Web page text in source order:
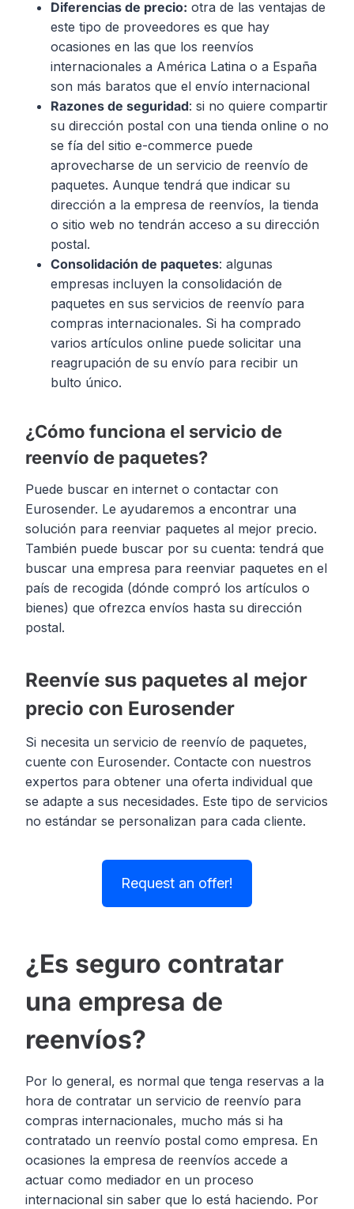
Diferencias de precio: otra de las ventajas de
este tipo de proveedores es que hay
ocasiones en las que los reenvíos
internacionales a América Latina o a España
son más baratos que el envío internacional
Razones de seguridad: si no quiere compartir
su dirección postal con una tienda online o no
se fía del sitio e-commerce puede
aprovecharse de un servicio de reenvío de
paquetes. Aunque tendrá que indicar su
dirección a la empresa de reenvíos, la tienda
o sitio web no tendrán acceso a su dirección
postal.
Consolidación de paquetes: algunas
empresas incluyen la consolidación de
paquetes en sus servicios de reenvío para
compras internacionales. Si ha comprado
varios artículos online puede solicitar una
reagrupación de su envío para recibir un
bulto único.
¿Cómo funciona el servicio de
reenvío de paquetes?
Puede buscar en internet o contactar con
Eurosender. Le ayudaremos a encontrar una
solución para reenviar paquetes al mejor precio.
También puede buscar por su cuenta: tendrá que
buscar una empresa para reenviar paquetes en el
país de recogida (dónde compró los artículos o
bienes) que ofrezca envíos hasta su dirección
postal.
Reenvíe sus paquetes al mejor
precio con Eurosender
Si necesita un servicio de reenvío de paquetes,
cuente con Eurosender. Contacte con nuestros
expertos para obtener una oferta individual que
se adapte a sus necesidades. Este tipo de servicios
no estándar se personalizan para cada cliente.
Request an offer!
¿Es seguro contratar
una empresa de
reenvíos?
Por lo general, es normal que tenga reservas a la
hora de contratar un servicio de reenvío para
compras internacionales, mucho más si ha
contratado un reenvío postal como empresa. En
ocasiones la empresa de reenvíos accede a
actuar como mediador en un proceso
internacional sin saber que lo está haciendo. Por